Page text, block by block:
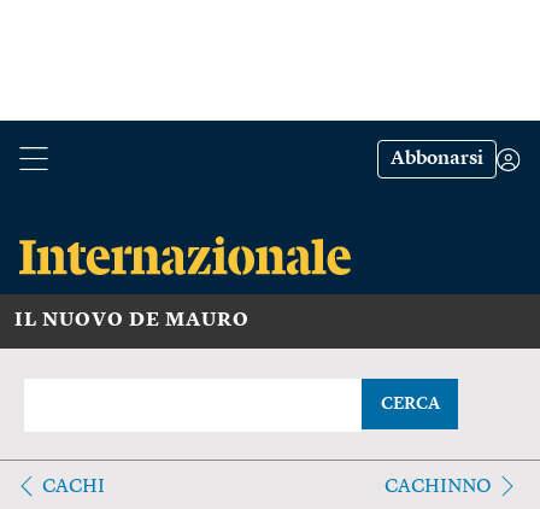
Abbonarsi
IL NUOVO DE MAURO
CERCA
CACHI CACHINNO